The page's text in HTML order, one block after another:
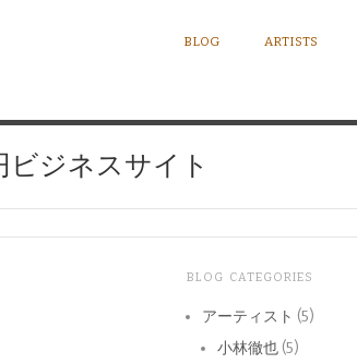
BLOG ARTISTS
ジネスサイト
BLOG CATEGORIES
アーティスト (5)
小林徹也 (5)